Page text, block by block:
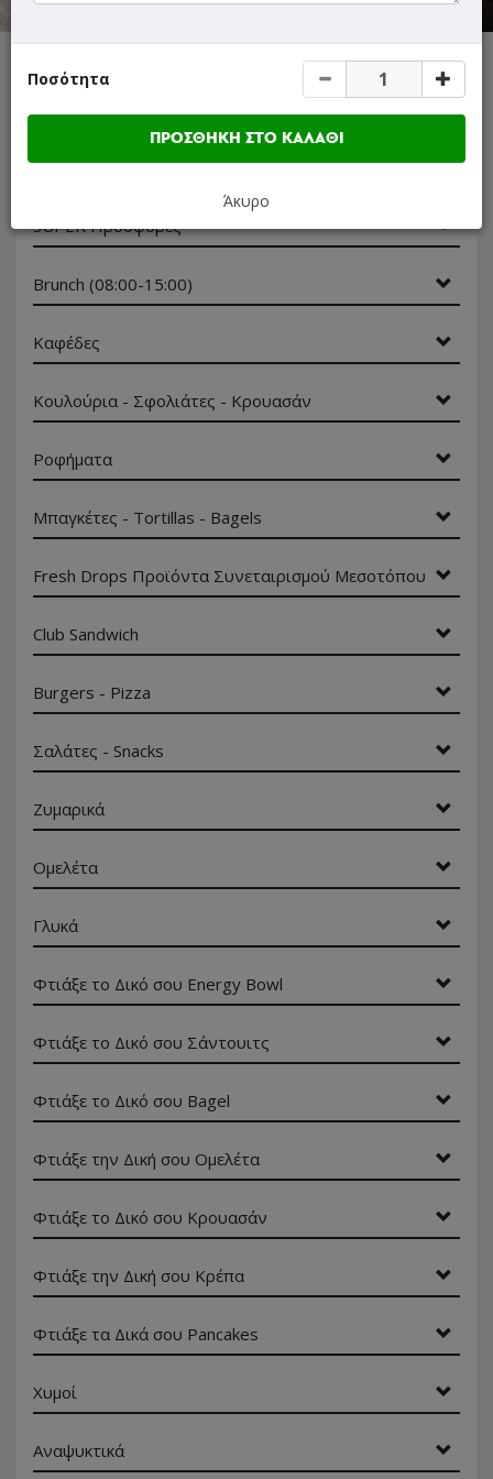
ΜΕΝΟΥ ΑΞΙΟΛΟΓΗΣΕΙΣ
SUPER Προσφορές
Brunch (08:00-15:00)
Καφέδες
Κουλούρια - Σφολιάτες - Κρουασάν
Ροφήματα
Μπαγκέτες - Tortillas - Bagels
Fresh Drops Προϊόντα Συνεταιρισμού Μεσοτόπου
Club Sandwich
Burgers - Pizza
Σαλάτες - Snacks
Ζυμαρικά
Ομελέτα
Γλυκά
Φτιάξε το Δικό σου Energy Bowl
Φτιάξε το Δικό σου Σάντουιτς
Φτιάξε το Δικό σου Bagel
Φτιάξε την Δική σου Ομελέτα
Φτιάξε το Δικό σου Κρουασάν
Φτιάξε την Δική σου Κρέπα
Φτιάξε τα Δικά σου Pancakes
Χυμοί
Αναψυκτικά
Ποσότητα
ΠΡΟΣΘΗΚΗ ΣΤΟ ΚΑΛΑΘΙ
Άκυρο